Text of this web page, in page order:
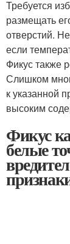
Требуется
размещать
отверстий.
если
Фикус также
Слишком
к указанной
высоким
Фикус
белые